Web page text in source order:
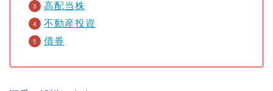
高配当株
不動産投資
債券